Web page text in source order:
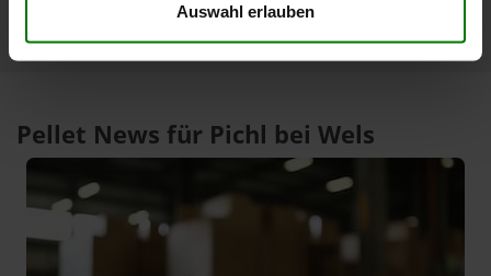
Auswahl erlauben
Pellet News für Pichl bei Wels